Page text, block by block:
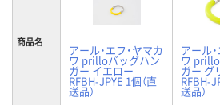
商品名
アール・エフ・ヤマカ
ワ prilloバッグハン
ガー イエロー
RFBH-JPYE 1個（直
送品）
アール
ワ
ガー グ
RFBH-
送品）